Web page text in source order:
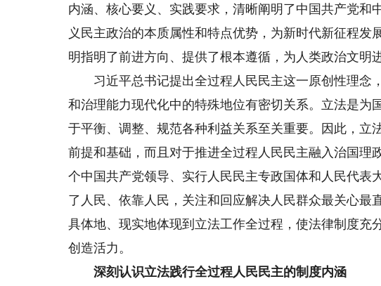
内涵、核心要义、实践要求，清晰阐明了中国共产党和
义民主政治的本质属性和特点优势，为新时代新征程发
明指明了前进方向、提供了根本遵循，为人类政治文明
习近平总书记提出全过程人民民主这一原创性理念
和治理能力现代化中的特殊地位有密切关系。立法是为
于平衡、调整、规范各种利益关系至关重要。因此，立
前提和基础，而且对于推进全过程人民民主融入治国理
个中国共产党领导、实行人民民主专政国体和人民代表
了人民、依靠人民，关注和回应解决人民群众最关心最
具体地、现实地体现到立法工作全过程，使法律制度充
创造活力。
深刻认识立法践行全过程人民民主的制度内涵